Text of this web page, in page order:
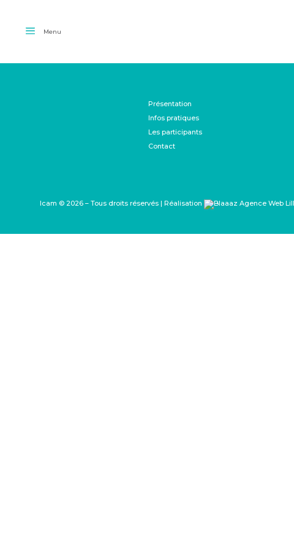
Menu
Présentation
Infos pratiques
Les participants
Contact
Icam © 2026 – Tous droits réservés | Réalisation